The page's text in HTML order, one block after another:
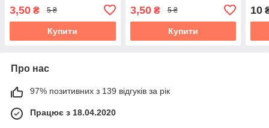
31.10.2026
3,50 ₴ 5 ₴
Купити
31.10.2026
3,50₴ 5 ₴
Купити
10
Про нас
97% позитивних з 139 відгуків за рік
Працює з 18.04.2020